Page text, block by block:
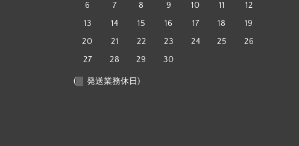
6
7 8 9 10 11
12
13
14 15 16 17 18
19
20
21 22 23 24 25
26
27
28 29 30
( 発送業務休日)